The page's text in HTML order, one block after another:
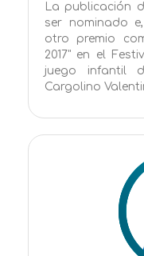
La publicación
ser nominado
otro premio
2017" en el
juego infantil
Cargolino